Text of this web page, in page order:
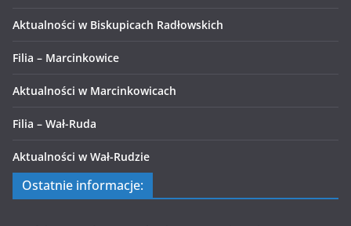
Aktualności w Biskupicach Radłowskich
Filia – Marcinkowice
Aktualności w Marcinkowicach
Filia – Wał-Ruda
Aktualności w Wał-Rudzie
Ostatnie informacje: